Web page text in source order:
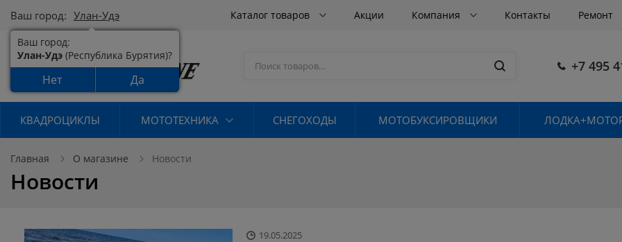
Ваш город: Улан-Удэ
Ваш город:
Улан-Удэ (Республика Бурятия)?
Нет Да
Каталог товаров Акции Компания Контакты Ремонт
+7 495
КВАДРОЦИКЛЫ МОТОТЕХНИКА СНЕГОХОДЫ МОТОБУКСИРОВЩИКИ
Главная О магазине Новости
Новости
19.05.2025